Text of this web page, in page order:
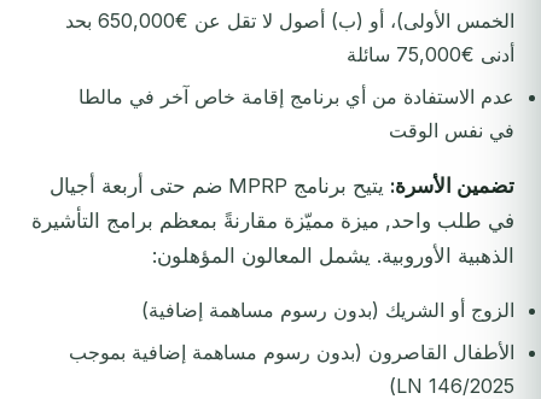
الخمس الأولى)، أو (ب) أصول لا تقل عن €650,000 بحد
أدنى €75,000 سائلة
عدم الاستفادة من أي برنامج إقامة خاص آخر في مالطا
في نفس الوقت
تضمين الأسرة:
يتيح برنامج MPRP ضم حتى أربعة أجيال
في طلب واحد, ميزة مميّزة مقارنةً بمعظم برامج التأشيرة
الذهبية الأوروبية. يشمل المعالون المؤهلون:
الزوج أو الشريك (بدون رسوم مساهمة إضافية)
الأطفال القاصرون (بدون رسوم مساهمة إضافية بموجب
LN 146/2025)